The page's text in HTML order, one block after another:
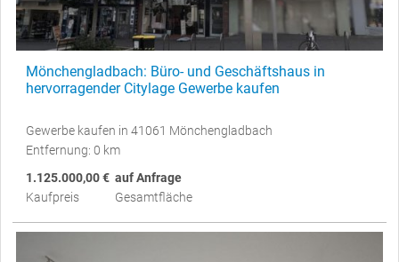
Mönchengladbach: Büro- und Geschäftshaus in
hervorragender Citylage Gewerbe kaufen
Gewerbe kaufen in 41061 Mönchengladbach
Entfernung: 0 km
1.125.000,00 €
Kaufpreis
auf Anfrage
Gesamtfläche